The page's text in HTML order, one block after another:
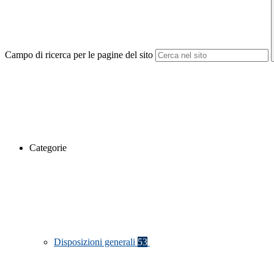
Campo di ricerca per le pagine del sito
Categorie
Disposizioni generali 53